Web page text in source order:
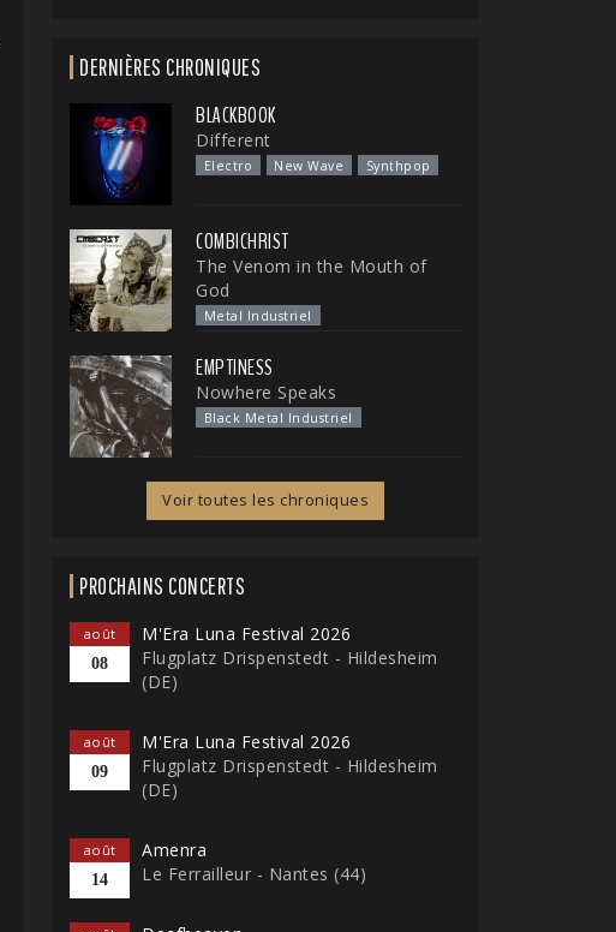
DERNIÈRES CHRONIQUES
BLACKBOOK
Different
Electro New Wave Synthpop
COMBICHRIST
The Venom in the Mouth of
God
Metal Industriel
EMPTINESS
Nowhere Speaks
Black Metal Industriel
Voir toutes les chroniques
PROCHAINS CONCERTS
août
08
M'Era Luna Festival 2026
Flugplatz Drispenstedt - Hildesheim
(DE)
août
09
M'Era Luna Festival 2026
Flugplatz Drispenstedt - Hildesheim
(DE)
août
14
Amenra
Le Ferrailleur - Nantes (44)